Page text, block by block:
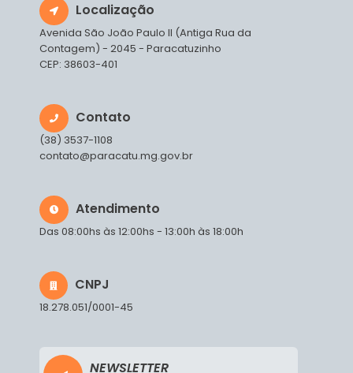
Localização
Avenida São João Paulo II (Antiga Rua da
Contagem) - 2045 - Paracatuzinho
CEP: 38603-401
Contato
(38) 3537-1108
contato@paracatu.mg.gov.br
Atendimento
Das 08:00hs às 12:00hs - 13:00h às 18:00h
CNPJ
18.278.051/0001-45
NEWSLETTER